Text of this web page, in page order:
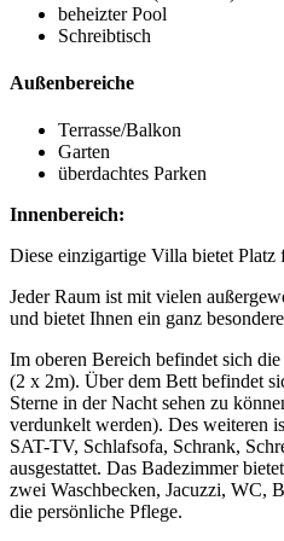
beheizter Pool
Schreibtisch
Außenbereiche
Terrasse/Balkon
Garten
überdachtes Parken
Innenbereich:
Diese einzigartige Villa bietet Platz
Jeder Raum ist mit vielen
und bietet Ihnen ein ganz
Im oberen Bereich befindet sich
(2 x 2m). Über dem Bett befindet
Sterne in der Nacht sehen zu
verdunkelt werden). Des weiteren
SAT-TV, Schlafsofa, Schrank,
ausgestattet. Das Badezimmer
zwei Waschbecken, Jacuzzi, WC,
die persönliche Pflege.